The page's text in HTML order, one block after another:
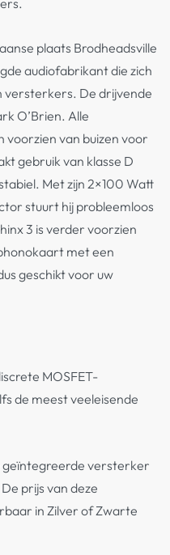
plaats Brodheadsville
audiofabrikant die zich
versterkers. De drijvende
O’Brien. Alle
voorzien van buizen voor
gebruik van klasse D
Met zijn 2×100 Watt
stuurt hij probleemloos
3 is verder voorzien
met een
geschikt voor uw
MOSFET-
de meest veeleisende
versterker
prijs van deze
in Zilver of Zwarte